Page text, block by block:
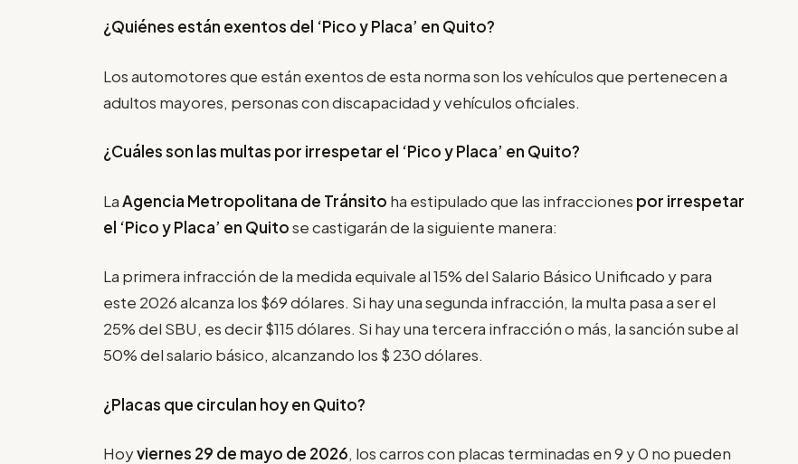
¿Quiénes están exentos del ‘Pico y Placa’ en Quito?
Los automotores que están exentos de esta norma son los vehículos que pertenecen a
adultos mayores, personas con discapacidad y vehículos oficiales.
¿Cuáles son las multas por irrespetar el ‘Pico y Placa’ en Quito?
LaAgencia Metropolitana de Tránsito ha estipulado que las infracciones por irrespetar
el ‘Pico y Placa’ en Quitose castigarán de la siguiente manera:
La primera infracción de la medida equivale al 15% del Salario Básico Unificado y para
este 2026 alcanza los $69 dólares. Si hay una segunda infracción, la multa pasa a ser el
25% del SBU, es decir $115 dólares. Si hay una tercera infracción o más, la sanción sube al
50% del salario básico, alcanzando los $ 230 dólares.
¿Placas que circulan hoy en Quito?
Hoyviernes 29 de mayo de 2026, los carros con placas terminadas en 9 y 0 no pueden